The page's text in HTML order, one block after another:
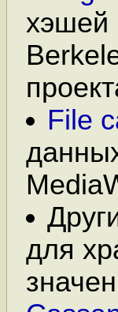
хэшей
File
для